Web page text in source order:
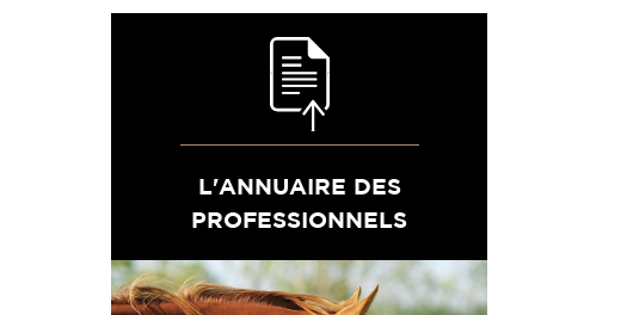
L'ANNUAIRE DES
PROFESSIONNELS